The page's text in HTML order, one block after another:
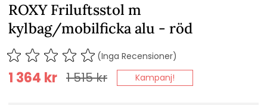
ROXY Friluftsstol m
kylbag/mobilficka alu - röd
(Inga Recensioner)
1 515kr
1 364 kr Kampanj!